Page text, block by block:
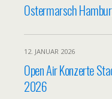
Ostermarsch
12. JANUAR 2026
Open Air Konzerte
2026